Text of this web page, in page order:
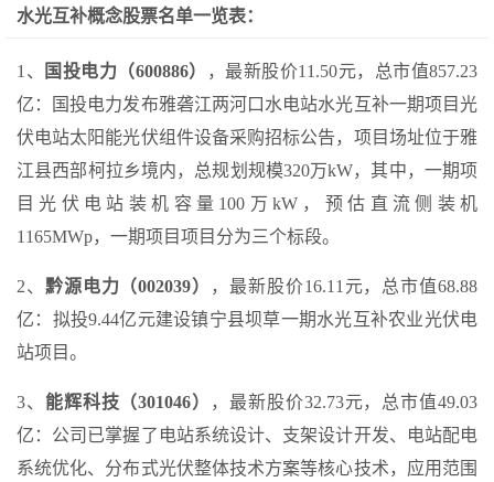
水光互补概念股票名单一览表：
1、 国投电力（600886）
，最新股价11.50元，总市值857.23
亿：国投电力发布雅砻江两河口水电站水光互补一期项目光
伏电站太阳能光伏组件设备采购招标公告，项目场址位于雅
江县西部柯拉乡境内，总规划规模320万kW，其中，一期项
目光伏电站装机容量100万kW，预估直流侧装机
1165MWp，一期项目项目分为三个标段。
2、 黔源电力（002039）
，最新股价16.11元，总市值68.88
亿：拟投9.44亿元建设镇宁县坝草一期水光互补农业光伏电
站项目。
3、 能辉科技（301046）
，最新股价32.73元，总市值49.03
亿：公司已掌握了电站系统设计、支架设计开发、电站配电
系统优化、分布式光伏整体技术方案等核心技术，应用范围